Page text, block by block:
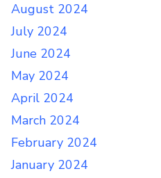
August 2024
July 2024
June 2024
May 2024
April 2024
March 2024
February 2024
January 2024